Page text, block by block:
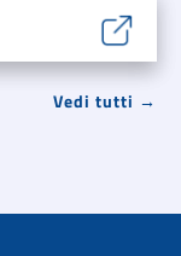
Vedi tutti →